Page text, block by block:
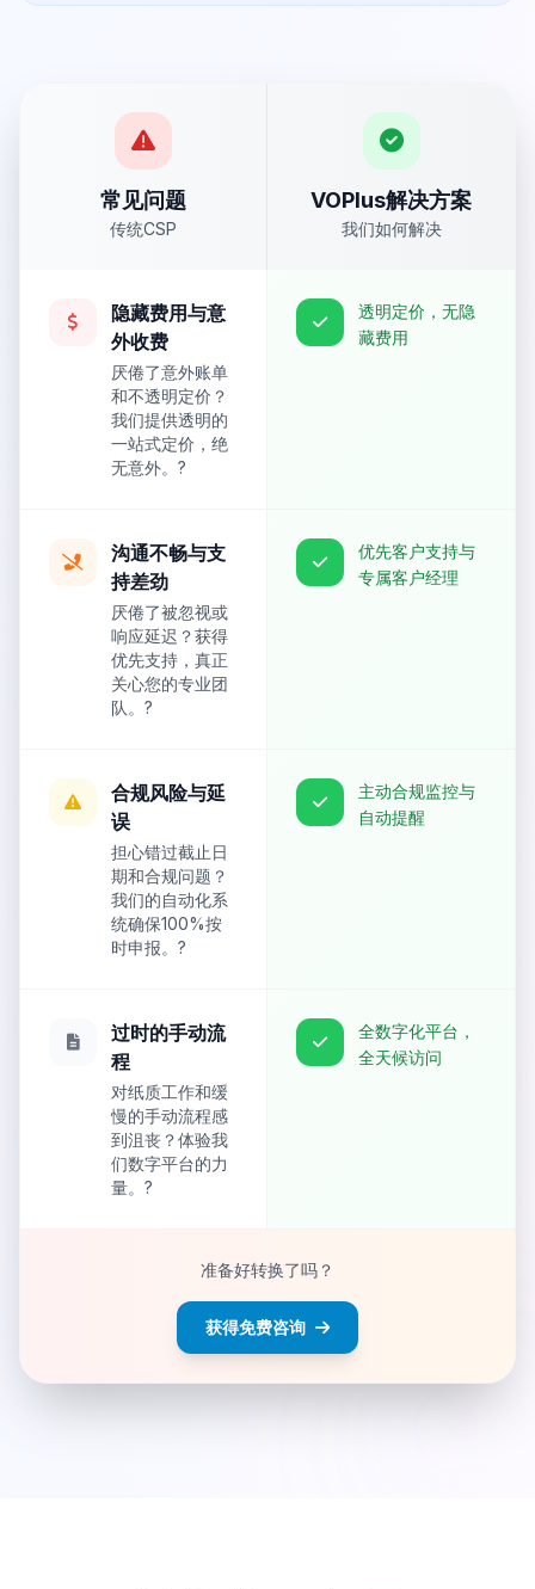
常见问题
传统CSP
VOPlus解决方案
我们如何解决
隐藏费用与意
外收费
厌倦了意外账单
和不透明定价？
我们提供透明的
一站式定价，绝
无意外。 ?
透明定价，无隐
藏费用
沟通不畅与支
持差劲
厌倦了被忽视或
响应延迟？获得
优先支持，真正
关心您的专业团
队。 ?
优先客户支持与
专属客户经理
合规风险与延
误
担心错过截止日
期和合规问题？
我们的自动化系
统确保100%按
时申报。 ?
主动合规监控与
自动提醒
过时的手动流
程
对纸质工作和缓
慢的手动流程感
到沮丧？体验我
们数字平台的力
量。 ?
全数字化平台，
全天候访问
准备好转换了吗？
获得免费咨询